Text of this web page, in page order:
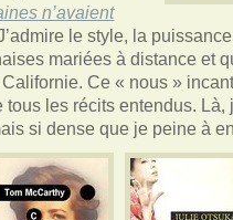
n’avaient
le style, la
mariées à distance et
Ce « nous »
tous les récits entendus.
si dense que je peine à